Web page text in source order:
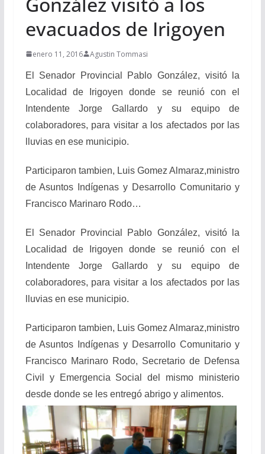
evacuados de Irigoyen
enero 11, 2016 Agustin Tommasi
El Senador Provincial Pablo González, visitó la
Localidad de Irigoyen donde se reunió con el
Intendente Jorge Gallardo y su equipo de
colaboradores, para visitar a los afectados por las
lluvias en ese municipio.
Participaron tambien, Luis Gomez Almaraz,ministro
de Asuntos Indígenas y Desarrollo Comunitario y
Francisco Marinaro Rodo…
El Senador Provincial Pablo González, visitó la
Localidad de Irigoyen donde se reunió con el
Intendente Jorge Gallardo y su equipo de
colaboradores, para visitar a los afectados por las
lluvias en ese municipio.
Participaron tambien, Luis Gomez Almaraz,ministro
de Asuntos Indígenas y Desarrollo Comunitario y
Francisco Marinaro Rodo, Secretario de Defensa
Civil y Emergencia Social del mismo ministerio
desde donde se les entregó abrigo y alimentos.